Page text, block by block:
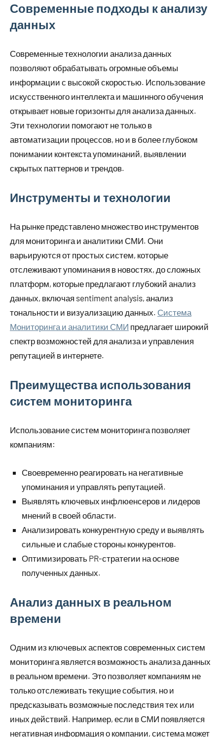
Современные подходы к анализу
данных
Современные технологии анализа данных
позволяют обрабатывать огромные объемы
информации с высокой скоростью. Использование
искусственного интеллекта и машинного обучения
открывает новые горизонты для анализа данных.
Эти технологии помогают не только в
автоматизации процессов, но и в более глубоком
понимании контекста упоминаний, выявлении
скрытых паттернов и трендов.
Инструменты и технологии
На рынке представлено множество инструментов
для мониторинга и аналитики СМИ. Они
варьируются от простых систем, которые
отслеживают упоминания в новостях, до сложных
платформ, которые предлагают глубокий анализ
данных, включая sentiment analysis, анализ
тональности и визуализацию данных. Система
Мониторинга и аналитики СМИ предлагает широкий
спектр возможностей для анализа и управления
репутацией в интернете.
Преимущества использования
систем мониторинга
Использование систем мониторинга позволяет
компаниям:
Своевременно реагировать на негативные
упоминания и управлять репутацией.
Выявлять ключевых инфлюенсеров и лидеров
мнений в своей области.
Анализировать конкурентную среду и выявлять
сильные и слабые стороны конкурентов.
Оптимизировать PR-стратегии на основе
полученных данных.
Анализ данных в реальном
времени
Одним из ключевых аспектов современных систем
мониторинга является возможность анализа данных
в реальном времени. Это позволяет компаниям не
только отслеживать текущие события, но и
предсказывать возможные последствия тех или
иных действий. Например, если в СМИ появляется
негативная информация о компании, система может